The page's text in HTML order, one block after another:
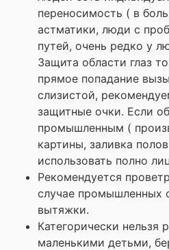
переносимость ( в
астматики, люди с
путей, очень редко у
Защита области глаз
прямое попадание
слизистой,
защитные очки. Если
промышленным (
картины, заливка
использовать полно
Рекомендуется
случае промышленных
вытяжки.
Категорически нельзя
маленькими детьми,